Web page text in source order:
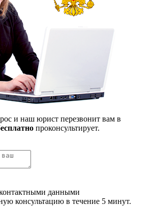
и наш юрист перезвонит вам в
проконсультирует.
данными
консультацию в течение 5 минут.